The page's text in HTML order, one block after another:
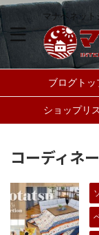
マナベネッ
ブログトッ
ショップリ
コーディネ